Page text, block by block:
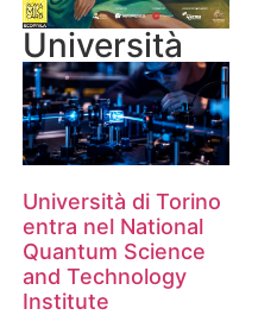
Università
Università di Torino
entra nel National
Quantum Science
and Technology
Institute